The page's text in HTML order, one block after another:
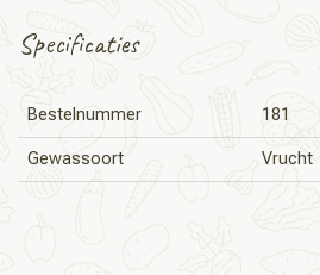
Specificaties
Bestelnummer 181
Gewassoort Vrucht